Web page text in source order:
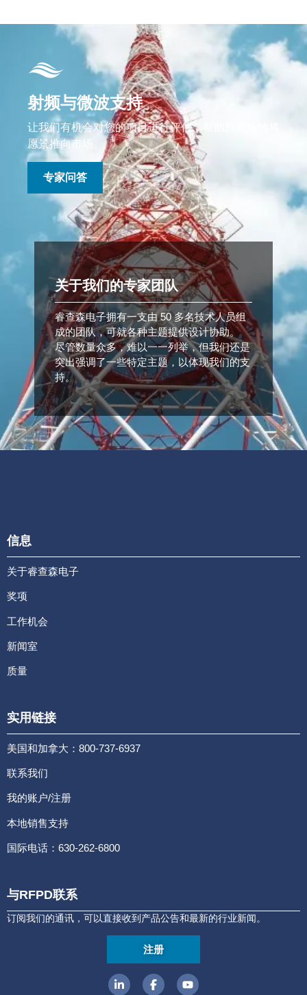
射频与微波支持
让我们有机会对您的项目进行评估，帮助您更快地将
愿景推向市场。
专家问答
关于我们的专家团队
睿查森电子拥有一支由 50 多名技术人员组
成的团队，可就各种主题提供设计协助。
尽管数量众多，难以一一列举，但我们还是
突出强调了一些特定主题，以体现我们的支
持。
信息
关于睿查森电子
奖项
工作机会
新闻室
质量
实用链接
美国和加拿大：800-737-6937
联系我们
我的账户/注册
本地销售支持
国际电话：630-262-6800
与RFPD联系
订阅我们的通讯，可以直接收到产品公告和最新的行业新闻。
注册